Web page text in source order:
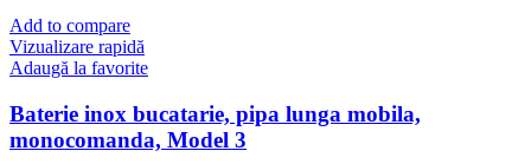
Add to compare
Vizualizare rapidă
Adaugă la favorite
Baterie inox bucatarie, pipa lunga mobila,
monocomanda, Model 3